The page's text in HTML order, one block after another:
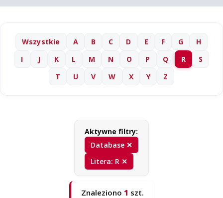
Wszystkie A B C D E F G
H
I
J K L M N O P Q R
S
T
U V W X Y Z
Aktywne filtry:
Database ✕
Litera: R ✕
Znaleziono 1 szt.